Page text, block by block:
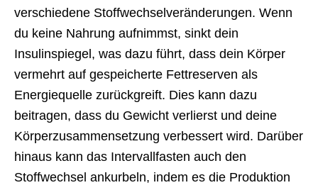
verschiedene Stoffwechselveränderungen. Wenn
du keine Nahrung aufnimmst, sinkt dein
Insulinspiegel, was dazu führt, dass dein Körper
vermehrt auf gespeicherte Fettreserven als
Energiequelle zurückgreift. Dies kann dazu
beitragen, dass du Gewicht verlierst und deine
Körperzusammensetzung verbessert wird. Darüber
hinaus kann das Intervallfasten auch den
Stoffwechsel ankurbeln, indem es die Produktion